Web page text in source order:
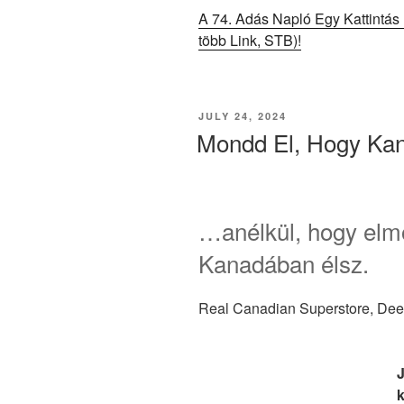
A 74. Adás Napló Egy
több Link, STB)!
POSTED
JULY 24, 2024
Mondd El, Hogy
…anélkül, hogy
Kanadában élsz.
Real Canadian Superstore,